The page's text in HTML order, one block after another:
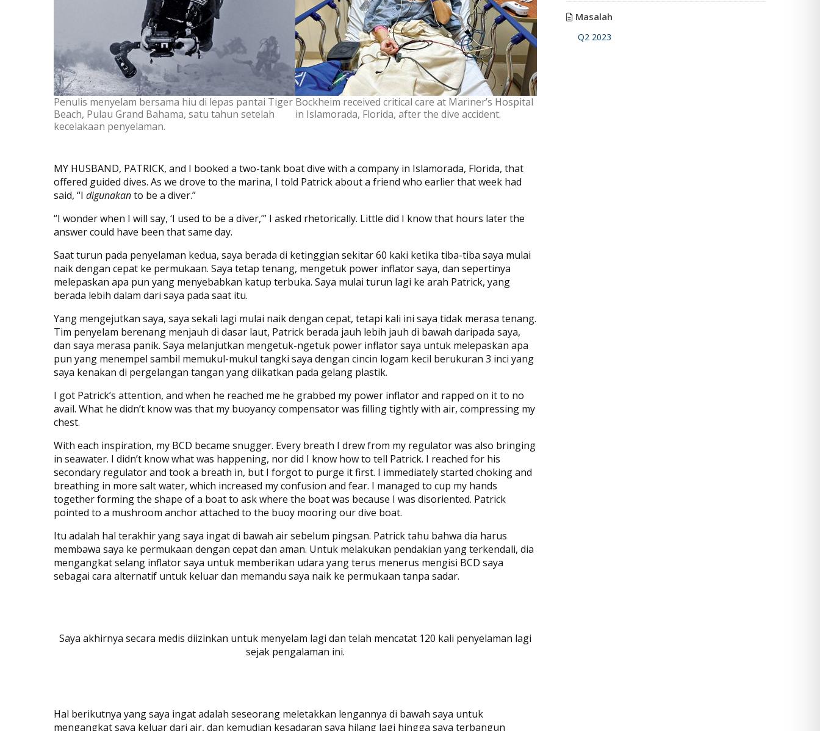
Penulis menyelam bersama hiu di lepas pantai Tiger
Beach, Pulau Grand Bahama, satu tahun setelah
kecelakaan penyelaman.
Bockheim received critical care at Mariner’s Hospital
in Islamorada, Florida, after the dive accident.
MY HUSBAND, PATRICK, and I booked a two-tank boat dive with a company in Islamorada, Florida, that
offered guided dives. As we drove to the marina, I told Patrick about a friend who earlier that week had
said, “I digunakanto be a diver.”
“I wonder when I will say, ‘I used to be a diver,’” I asked rhetorically. Little did I know that hours later the
answer could have been that same day.
Saat turun pada penyelaman kedua, saya berada di ketinggian sekitar 60 kaki ketika tiba-tiba saya mulai
naik dengan cepat ke permukaan. Saya tetap tenang, mengetuk power inflator saya, dan sepertinya
melepaskan apa pun yang menyebabkan katup terbuka. Saya mulai turun lagi ke arah Patrick, yang
berada lebih dalam dari saya pada saat itu.
Yang mengejutkan saya, saya sekali lagi mulai naik dengan cepat, tetapi kali ini saya tidak merasa tenang.
Tim penyelam berenang menjauh di dasar laut, Patrick berada jauh lebih jauh di bawah daripada saya,
dan saya merasa panik. Saya melanjutkan mengetuk-ngetuk power inflator saya untuk melepaskan apa
pun yang menempel sambil memukul-mukul tangki saya dengan cincin logam kecil berukuran 3 inci yang
saya kenakan di pergelangan tangan yang diikatkan pada gelang plastik.
I got Patrick’s attention, and when he reached me he grabbed my power inflator and rapped on it to no
avail. What he didn’t know was that my buoyancy compensator was filling tightly with air, compressing my
chest.
With each inspiration, my BCD became snugger. Every breath I drew from my regulator was also bringing
in seawater. I didn’t know what was happening, nor did I know how to tell Patrick. I reached for his
secondary regulator and took a breath in, but I forgot to purge it first. I immediately started choking and
breathing in more salt water, which increased my confusion and fear. I managed to cup my hands
together forming the shape of a boat to ask where the boat was because I was disoriented. Patrick
pointed to a mushroom anchor attached to the buoy mooring our dive boat.
Itu adalah hal terakhir yang saya ingat di bawah air sebelum pingsan. Patrick tahu bahwa dia harus
membawa saya ke permukaan dengan cepat dan aman. Untuk melakukan pendakian yang terkendali, dia
mengangkat selang inflator saya untuk memberikan udara yang terus menerus mengisi BCD saya
sebagai cara alternatif untuk keluar dan memandu saya naik ke permukaan tanpa sadar.
Saya akhirnya secara medis diizinkan untuk menyelam lagi dan telah mencatat 120 kali penyelaman lagi
sejak pengalaman ini.
Hal berikutnya yang saya ingat adalah seseorang meletakkan lengannya di bawah saya untuk
mengangkat saya keluar dari air, dan kemudian kesadaran saya hilang lagi hingga saya terbangun
Masalah
Q2 2023